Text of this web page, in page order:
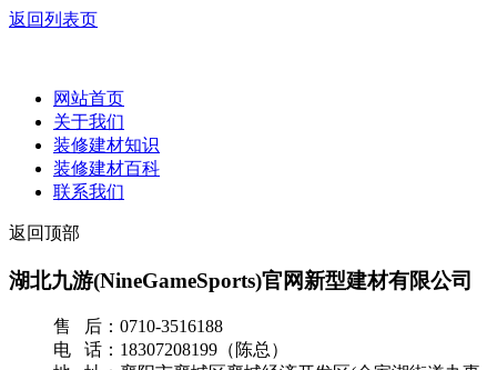
返回列表页
网站首页
关于我们
装修建材知识
装修建材百科
联系我们
返回顶部
湖北九游(NineGameSports)官网新型建材有限公司
售 后：0710-3516188
电 话：18307208199（陈总）